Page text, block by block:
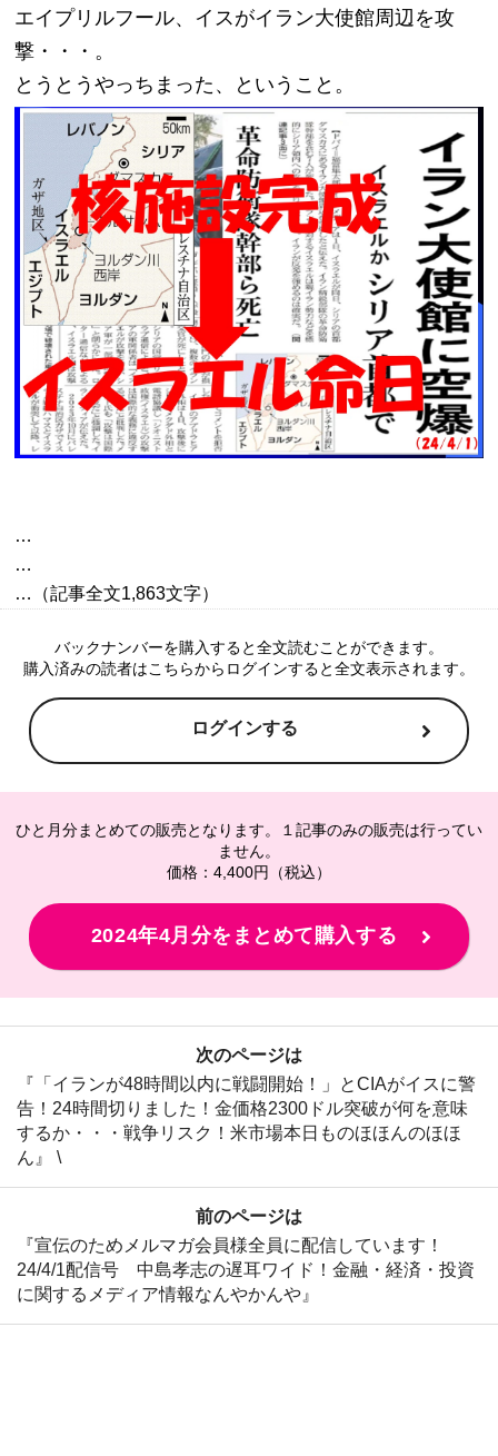
エイプリルフール、イスがイラン大使館周辺を攻
撃・・・。
とうとうやっちまった、ということ。
…
…
バックナンバーを購入すると全文読むことができます。
購入済みの読者はこちらからログインすると全文表示されます。
ログインする
ひと月分まとめての販売となります。１記事のみの販売は行ってい
ません。
価格：4,400円（税込）
2024年4月分をまとめて購入する
前のページは
『宣伝のためメルマガ会員様全員に配信しています！
24/4/1配信号 中島孝志の遅耳ワイド！金融・経済・投資
に関するメディア情報なんやかんや』
次のページは
『「イランが48時間以内に戦闘開始！」とCIAがイスに警
告！24時間切りました！金価格2300ドル突破が何を意味
するか・・・戦争リスク！米市場本日ものほほんのほほ
ん』 \